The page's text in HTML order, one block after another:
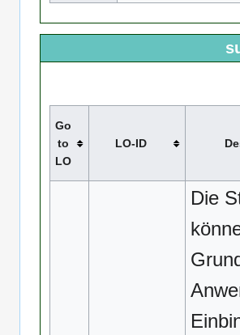
Go
to
LO
LO-ID
Die